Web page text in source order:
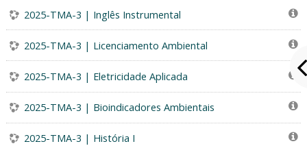
2025-TMA-3 | Inglês Instrumental
2025-TMA-3 | Licenciamento Ambiental
2025-TMA-3 | Eletricidade Aplicada
2025-TMA-3 | Bioindicadores Ambientais
2025-TMA-3 | História I